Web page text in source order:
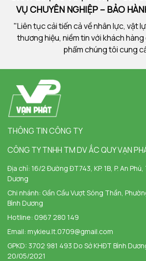
VỤ CHUYÊN NGHIỆP – BẢO
"Liên tục cải tiến cả về nhân lực, vật
thương hiệu, niềm tin với khách
phẩm chúng tôi cung
THÔNG TIN CÔNG TY
CÔNG TY TNHH TM DV ẮC QUY VẠN
Địa chỉ: 16/2 Đường ĐT743, KP. 1B, P. An
Dương
Chi nhánh: Gần Cầu Vượt Sóng Thần,
Bình Dương
Hotline: 0967 280 149
Email: mykieu.lt.0709@gmail.com
GPKD: 3702 981 493 Do Sở KHĐT Bình
20/05/2021